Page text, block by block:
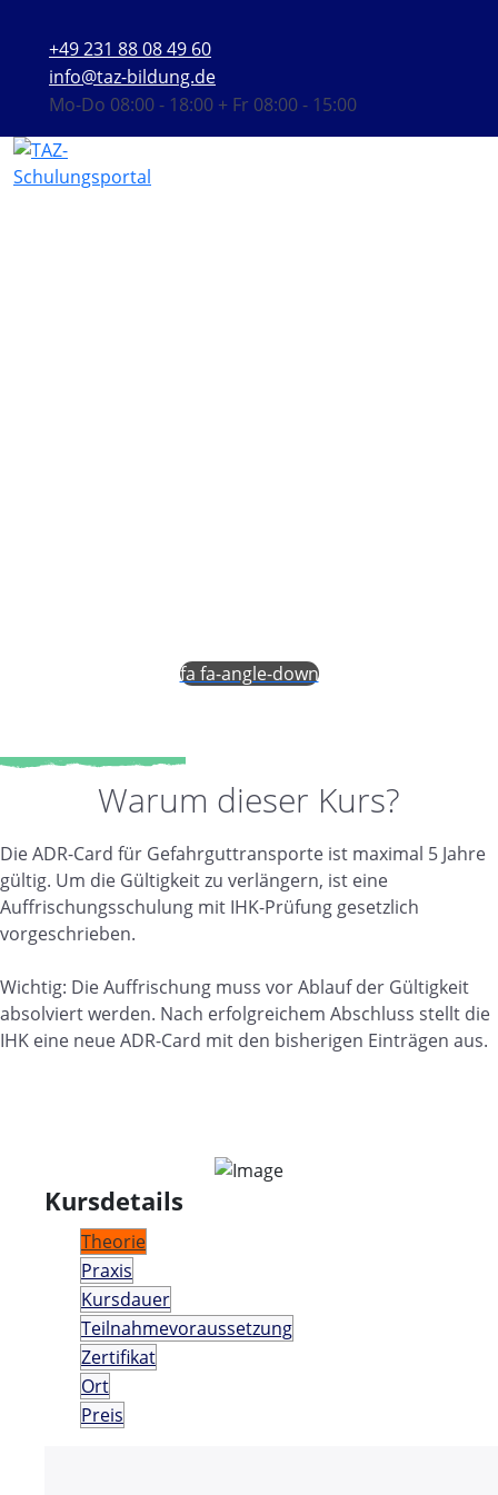
+49 231 88 08 49 60
info@taz-bildung.de
Mo-Do 08:00 - 18:00 + Fr 08:00 - 15:00
fa fa-angle-down
Warum dieser Kurs?
Die ADR-Card für Gefahrguttransporte ist maximal 5 Jahre
gültig. Um die Gültigkeit zu verlängern, ist eine
Auffrischungsschulung mit IHK-Prüfung gesetzlich
vorgeschrieben.
Wichtig: Die Auffrischung muss vor Ablauf der Gültigkeit
absolviert werden. Nach erfolgreichem Abschluss stellt die
IHK eine neue ADR-Card mit den bisherigen Einträgen aus.
Kursdetails
Theorie
Praxis
Kursdauer
Teilnahmevoraussetzung
Zertifikat
Ort
Preis